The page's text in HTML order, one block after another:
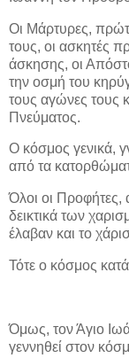
Οι Μάρτυρες,
τους, οι ασκητές
άσκησης, οι
την οσμή του
τους αγώνες τους
Πνεύματος.
Ο κόσμος γενικά,
από τα
Όλοι οι Προφήτες,
δεικτικά των
έλαβαν και το
Τότε ο κόσμος
Όμως, τον Άγιο
γεννηθεί στον